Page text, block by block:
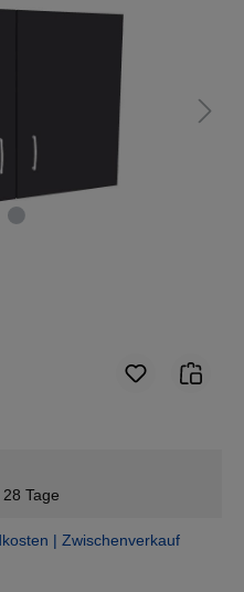
Tage
| Zwischenverkauf